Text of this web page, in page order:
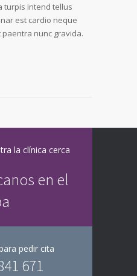
turpis intend tellus
est cardio neque
nunc gravida.
la clínica cerca
en el
pedir cita
671